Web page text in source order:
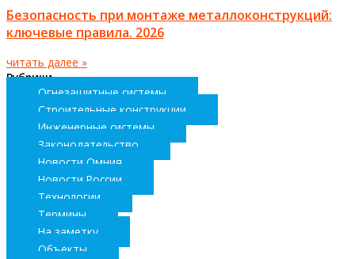
Безопасность при монтаже металлоконструкций:
ключевые правила. 2026
читать далее »
Рубрики
Огнезащитные системы
Строительные конструкции
Инженерные системы
Законодательство
Новости Омния
Новости России
Технологии
Термины
На заметку
Объекты